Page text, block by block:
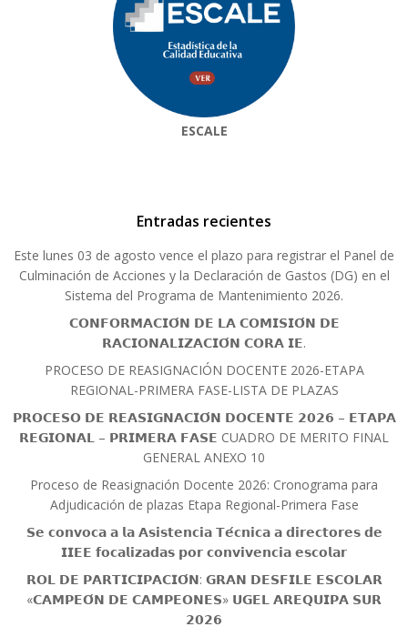
ESCALE
Entradas recientes
Este lunes 03 de agosto vence el plazo para registrar el Panel de
Culminación de Acciones y la Declaración de Gastos (DG) en el
Sistema del Programa de Mantenimiento 2026.
𝗖𝗢𝗡𝗙𝗢𝗥𝗠𝗔𝗖𝗜𝗢́𝗡 𝗗𝗘 𝗟𝗔 𝗖𝗢𝗠𝗜𝗦𝗜𝗢́𝗡 𝗗𝗘
𝗥𝗔𝗖𝗜𝗢𝗡𝗔𝗟𝗜𝗭𝗔𝗖𝗜𝗢́𝗡 𝗖𝗢𝗥𝗔 𝗜𝗘.
PROCESO DE REASIGNACIÓN DOCENTE 2026-ETAPA
REGIONAL-PRIMERA FASE-LISTA DE PLAZAS
𝗣𝗥𝗢𝗖𝗘𝗦𝗢 𝗗𝗘 𝗥𝗘𝗔𝗦𝗜𝗚𝗡𝗔𝗖𝗜𝗢́𝗡 𝗗𝗢𝗖𝗘𝗡𝗧𝗘 𝟮𝟬𝟮𝟲 – 𝗘𝗧𝗔𝗣𝗔
𝗥𝗘𝗚𝗜𝗢𝗡𝗔𝗟 – 𝗣𝗥𝗜𝗠𝗘𝗥𝗔 𝗙𝗔𝗦𝗘 CUADRO DE MERITO FINAL
GENERAL ANEXO 10
Proceso de Reasignación Docente 2026: Cronograma para
Adjudicación de plazas Etapa Regional-Primera Fase
𝗦𝗲 𝗰𝗼𝗻𝘃𝗼𝗰𝗮 𝗮 𝗹𝗮 𝗔𝘀𝗶𝘀𝘁𝗲𝗻𝗰𝗶𝗮 𝗧𝗲́𝗰𝗻𝗶𝗰𝗮 𝗮 𝗱𝗶𝗿𝗲𝗰𝘁𝗼𝗿𝗲𝘀 𝗱𝗲
𝗜𝗜𝗘𝗘 𝗳𝗼𝗰𝗮𝗹𝗶𝘇𝗮𝗱𝗮𝘀 𝗽𝗼𝗿 𝗰𝗼𝗻𝘃𝗶𝘃𝗲𝗻𝗰𝗶𝗮 𝗲𝘀𝗰𝗼𝗹𝗮𝗿
𝗥𝗢𝗟 𝗗𝗘 𝗣𝗔𝗥𝗧𝗜𝗖𝗜𝗣𝗔𝗖𝗜𝗢́𝗡: 𝗚𝗥𝗔𝗡 𝗗𝗘𝗦𝗙𝗜𝗟𝗘 𝗘𝗦𝗖𝗢𝗟𝗔𝗥
«𝗖𝗔𝗠𝗣𝗘𝗢́𝗡 𝗗𝗘 𝗖𝗔𝗠𝗣𝗘𝗢𝗡𝗘𝗦» 𝗨𝗚𝗘𝗟 𝗔𝗥𝗘𝗤𝗨𝗜𝗣𝗔 𝗦𝗨𝗥
𝟮𝟬𝟮𝟲